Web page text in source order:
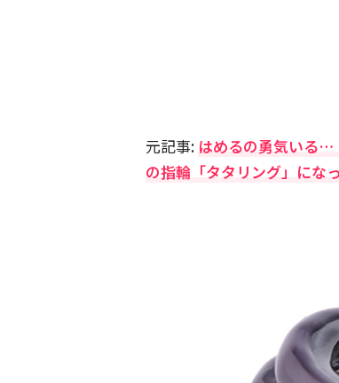
元記事: はめるの勇気いる…
の指輪「タタリング」にな